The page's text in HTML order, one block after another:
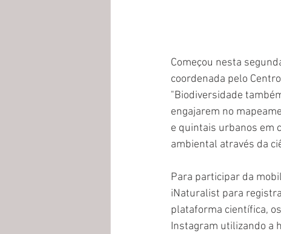
Começou nesta
coordenada pelo
"Biodiversidade
engajarem no
e quintais urbanos em
ambiental através da
Para participar da
iNaturalist para
plataforma científica,
Instagram utilizando a